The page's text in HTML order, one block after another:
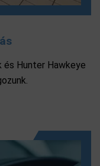
és Hunter Hawkeye